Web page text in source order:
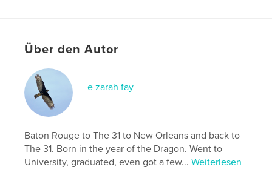
Hardcover mit Schutzumschlag: 9780464453925
Softcover: 9780464453901
Veröffentlichungsdatum:Nov. 02, 2019
Sprache
English
nature , spirit , dreams
Über den Autor
e zarah fay
Baton Rouge to The 31 to New Orleans and back to
The 31. Born in the year of the Dragon. Went to
University, graduated, even got a few...Weiterlesen